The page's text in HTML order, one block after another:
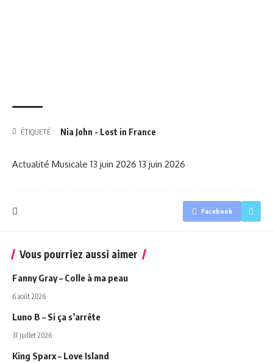
ÉTIQUETÉ : Nia John - Lost in France
Actualité Musicale 13 juin 2026 13 juin 2026
Facebook
Vous pourriez aussi aimer
Fanny Gray – Colle à ma peau
6 août 2026
Luno B – Si ça s’arrête
31 juillet 2026
King Sparx – Love Island